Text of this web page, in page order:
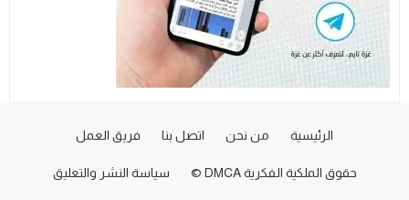
الرئيسية من نحن اتصل بنا فريق العمل
حقوق الملكية الفكرية DMCA © سياسة النشر والتعليق